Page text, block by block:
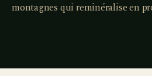
montagnes qui reminéralise en